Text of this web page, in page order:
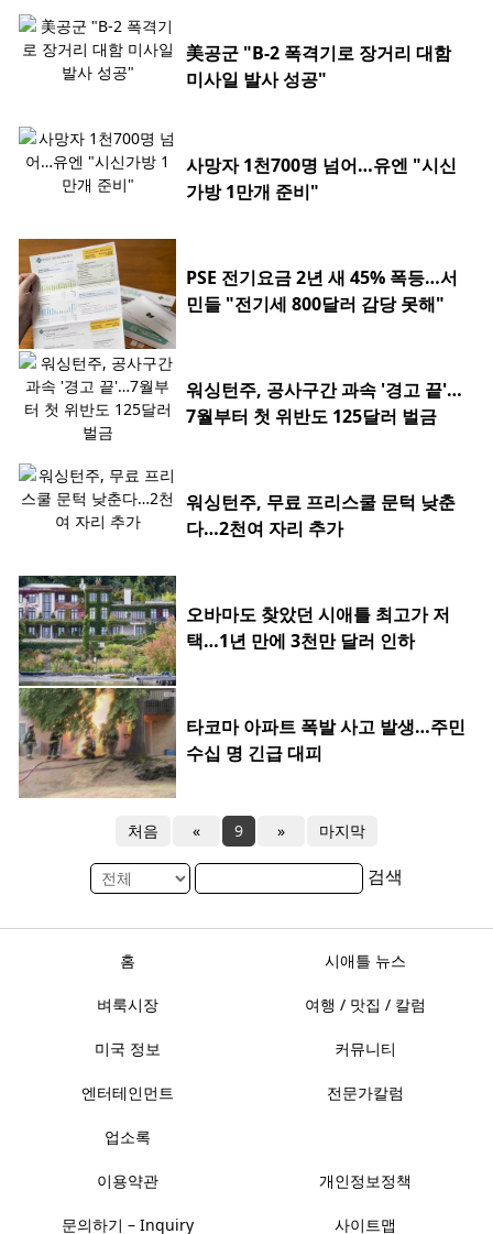
美공군 "B-2 폭격기로 장거리 대함
미사일 발사 성공"
사망자 1천700명 넘어…유엔 "시신
가방 1만개 준비"
PSE 전기요금 2년 새 45% 폭등…서
민들 "전기세 800달러 감당 못해"
워싱턴주, 공사구간 과속 '경고 끝'…
7월부터 첫 위반도 125달러 벌금
워싱턴주, 무료 프리스쿨 문턱 낮춘
다…2천여 자리 추가
오바마도 찾았던 시애틀 최고가 저
택…1년 만에 3천만 달러 인하
타코마 아파트 폭발 사고 발생…주민
수십 명 긴급 대피
처음 « 9 » 마지막
검색
홈 시애틀 뉴스
벼룩시장 여행 / 맛집 / 칼럼
미국 정보 커뮤니티
엔터테인먼트 전문가칼럼
업소록
이용약관 개인정보정책
문의하기 – Inquiry 사이트맵